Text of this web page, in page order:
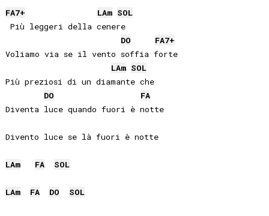
FA7+ LAm SOL
Più leggeri della cenere
DO
FA7+
Voliamo via se il vento soffia forte
LAm SOL
Più preziosi di un diamante che
DO
FA
Diventa luce quando fuori è notte
Divento luce se là fuori è notte
LAm FA SOL
LAm FA DO SOL